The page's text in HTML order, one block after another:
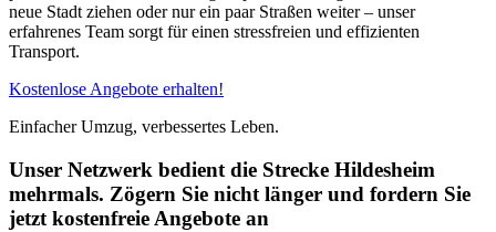
neue Stadt ziehen oder nur ein paar Straßen weiter – unser
erfahrenes Team sorgt für einen stressfreien und effizienten
Transport.
Kostenlose Angebote erhalten!
Einfacher Umzug, verbessertes Leben.
Unser Netzwerk bedient die Strecke Hildesheim
mehrmals. Zögern Sie nicht länger und fordern Sie
jetzt kostenfreie Angebote an